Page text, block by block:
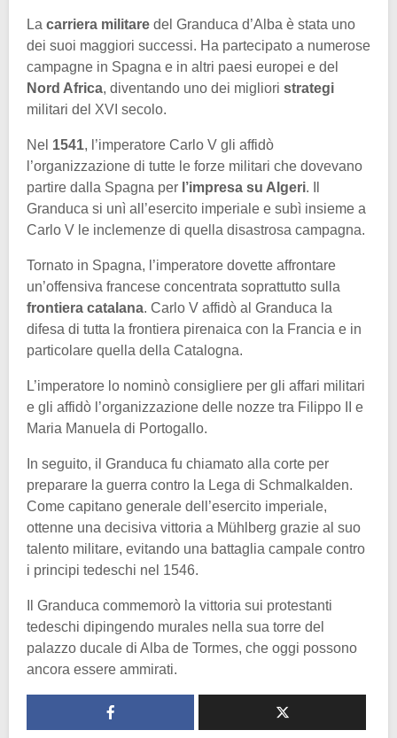
La carriera militare del Granduca d’Alba è stata uno
dei suoi maggiori successi. Ha partecipato a numerose
campagne in Spagna e in altri paesi europei e del
Nord Africa, diventando uno dei migliori strategi
militari del XVI secolo.
Nel 1541, l’imperatore Carlo V gli affidò
l’organizzazione di tutte le forze militari che dovevano
partire dalla Spagna per l’impresa su Algeri. Il
Granduca si unì all’esercito imperiale e subì insieme a
Carlo V le inclemenze di quella disastrosa campagna.
Tornato in Spagna, l’imperatore dovette affrontare
un’offensiva francese concentrata soprattutto sulla
frontiera catalana. Carlo V affidò al Granduca la
difesa di tutta la frontiera pirenaica con la Francia e in
particolare quella della Catalogna.
L’imperatore lo nominò consigliere per gli affari militari
e gli affidò l’organizzazione delle nozze tra Filippo II e
Maria Manuela di Portogallo.
In seguito, il Granduca fu chiamato alla corte per
preparare la guerra contro la Lega di Schmalkalden.
Come capitano generale dell’esercito imperiale,
ottenne una decisiva vittoria a Mühlberg grazie al suo
talento militare, evitando una battaglia campale contro
i principi tedeschi nel 1546.
Il Granduca commemorò la vittoria sui protestanti
tedeschi dipingendo murales nella sua torre del
palazzo ducale di Alba de Tormes, che oggi possono
ancora essere ammirati.